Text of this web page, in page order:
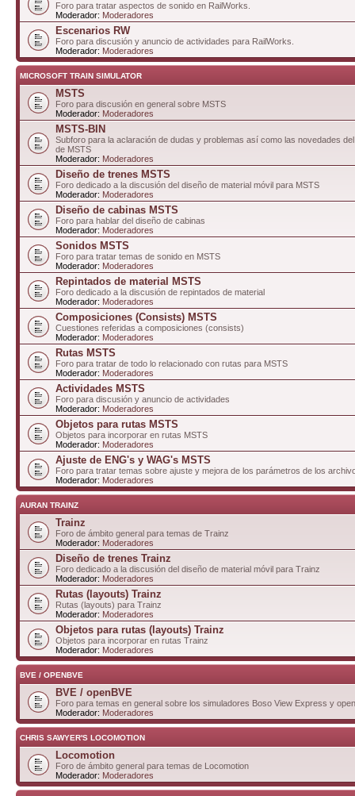
Foro para tratar aspectos de sonido en RailWorks.
Moderador: Moderadores
Escenarios RW
Foro para discusión y anuncio de actividades para RailWorks.
Moderador: Moderadores
MICROSOFT TRAIN SIMULATOR
MSTS
Foro para discusión en general sobre MSTS
Moderador: Moderadores
MSTS-BIN
Subforo para la aclaración de dudas y problemas así como las novedades
de MSTS
Moderador: Moderadores
Diseño de trenes MSTS
Foro dedicado a la discusión del diseño de material móvil para MSTS
Moderador: Moderadores
Diseño de cabinas MSTS
Foro para hablar del diseño de cabinas
Moderador: Moderadores
Sonidos MSTS
Foro para tratar temas de sonido en MSTS
Moderador: Moderadores
Repintados de material MSTS
Foro dedicado a la discusión de repintados de material
Moderador: Moderadores
Composiciones (Consists) MSTS
Cuestiones referidas a composiciones (consists)
Moderador: Moderadores
Rutas MSTS
Foro para tratar de todo lo relacionado con rutas para MSTS
Moderador: Moderadores
Actividades MSTS
Foro para discusión y anuncio de actividades
Moderador: Moderadores
Objetos para rutas MSTS
Objetos para incorporar en rutas MSTS
Moderador: Moderadores
Ajuste de ENG's y WAG's MSTS
Foro para tratar temas sobre ajuste y mejora de los parámetros de los
Moderador: Moderadores
AURAN TRAINZ
Trainz
Foro de ámbito general para temas de Trainz
Moderador: Moderadores
Diseño de trenes Trainz
Foro dedicado a la discusión del diseño de material móvil para Trainz
Moderador: Moderadores
Rutas (layouts) Trainz
Rutas (layouts) para Trainz
Moderador: Moderadores
Objetos para rutas (layouts) Trainz
Objetos para incorporar en rutas Trainz
Moderador: Moderadores
BVE / OPENBVE
BVE / openBVE
Foro para temas en general sobre los simuladores Boso View Express y
Moderador: Moderadores
CHRIS SAWYER'S LOCOMOTION
Locomotion
Foro de ámbito general para temas de Locomotion
Moderador: Moderadores